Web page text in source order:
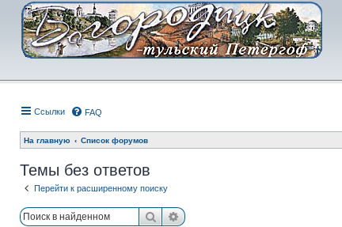
Ссылки FAQ
На главную Список форумов
Темы без ответов
Перейти к расширенному поиску
ПоискРасширенный поиск